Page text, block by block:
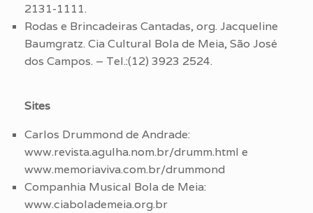
2131-1111.
Rodas e Brincadeiras Cantadas, org. Jacqueline
Baumgratz. Cia Cultural Bola de Meia, São José
dos Campos. – Tel.:(12) 3923 2524.
Sites
Carlos Drummond de Andrade:
www.revista.agulha.nom.br/drumm.html e
www.memoriaviva.com.br/drummond
Companhia Musical Bola de Meia:
www.ciabolademeia.org.br